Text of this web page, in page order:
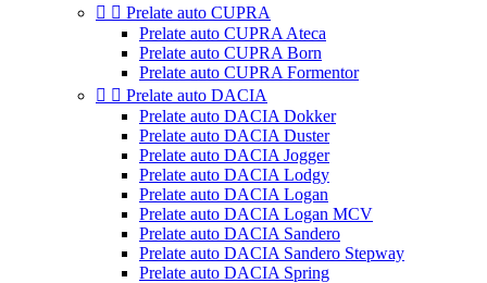
  Prelate auto CUPRA
Prelate auto CUPRA Ateca
Prelate auto CUPRA Born
Prelate auto CUPRA Formentor
  Prelate auto DACIA
Prelate auto DACIA Dokker
Prelate auto DACIA Duster
Prelate auto DACIA Jogger
Prelate auto DACIA Lodgy
Prelate auto DACIA Logan
Prelate auto DACIA Logan MCV
Prelate auto DACIA Sandero
Prelate auto DACIA Sandero Stepway
Prelate auto DACIA Spring